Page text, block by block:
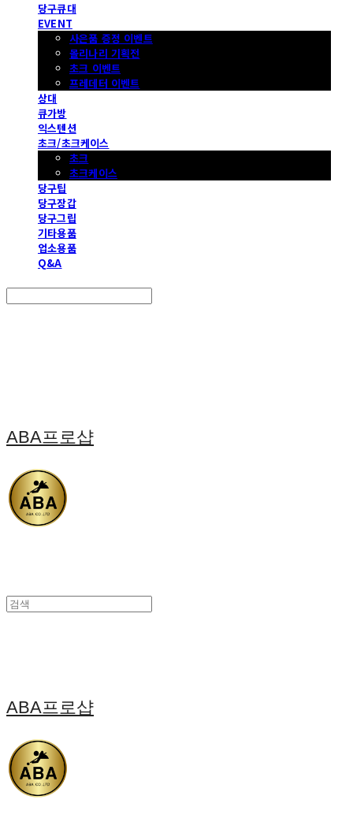
당구큐대
EVENT
사은품 증정 이벤트
몰리나리 기획전
초크 이벤트
프레데터 이벤트
상대
큐가방
익스텐션
초크/초크케이스
초크
초크케이스
당구팁
당구장갑
당구그립
기타용품
업소용품
Q&A
ABA프로샵
ABA프로샵